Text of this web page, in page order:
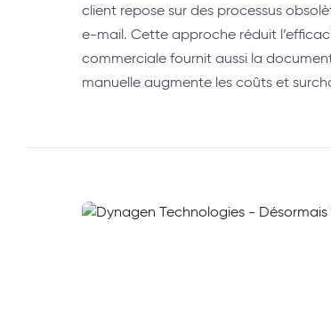
client repose sur des processus
e-mail. Cette approche réduit
commerciale fournit aussi la
manuelle augmente les coûts et